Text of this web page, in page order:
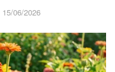
15/06/2026